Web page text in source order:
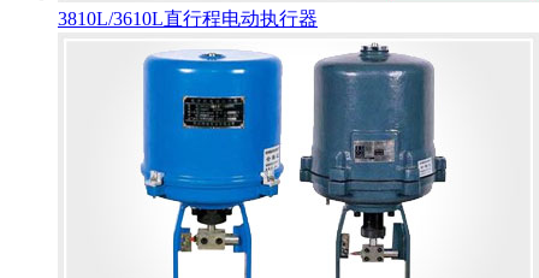
3810L/3610L直行程电动执行器